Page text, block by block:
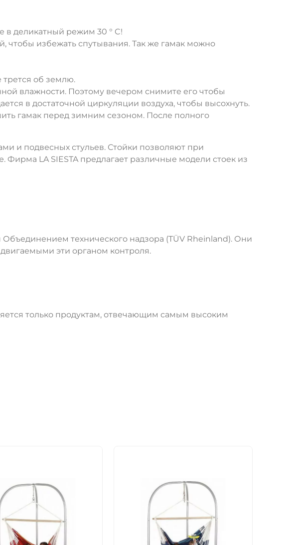
в деликатный режим 30 ° C!
чтобы избежать спутывания. Так же гамак можно
трется об землю.
влажности. Поэтому вечером снимите его чтобы
в достаточной циркуляции воздуха, чтобы высохнуть.
гамак перед зимним сезоном. После полного
и подвесных стульев. Стойки позволяют при
LA SIESTA предлагает различные модели стоек из
технического надзора (TÜV Rheinland). Они
эти органом контроля.
только продуктам, отвечающим самым высоким